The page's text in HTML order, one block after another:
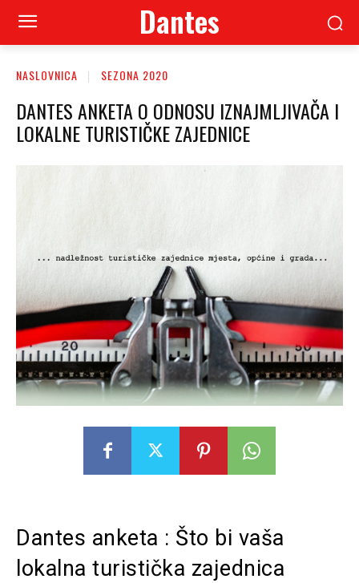
Dantes
NASLOVNICA SEZONA 2020
DANTES ANKETA O ODNOSU IZNAJMLJIVAČA I
LOKALNE TURISTIČKE ZAJEDNICE
Dantes anketa : Što bi vaša
lokalna turistička zajednica